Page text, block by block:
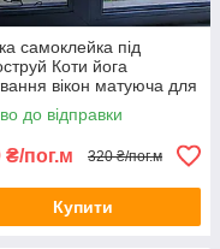
самоклейка під
Коти йога
вікон матуюча для
кошенята кіт 1 пог.м
мм
до відправки
₴/пог.м 320 ₴/пог.м
Купити